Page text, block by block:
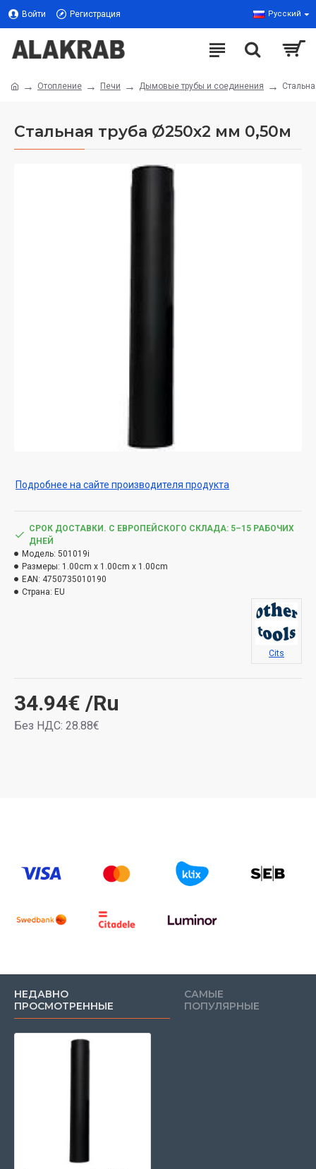
Войти Регистрация Русский
Отопление Печи Дымовые трубы и соединения
Стальная труба Ø250х2 мм 0,50м
Подробнее на сайте производителя продукта
34.94€ /Ru
Без НДС: 28.88€
СРОК ДОСТАВКИ. С ЕВРОПЕЙСКОГО СКЛАДА: 5–15 РАБОЧИХ
ДНЕЙ
Модель: 501019i
Размеры: 1.00cm x 1.00cm x 1.00cm
EAN: 4750735010190
Страна: EU
Cits
НЕДАВНО
ПРОСМОТРЕННЫЕ
САМЫЕ
ПОПУЛЯРНЫЕ